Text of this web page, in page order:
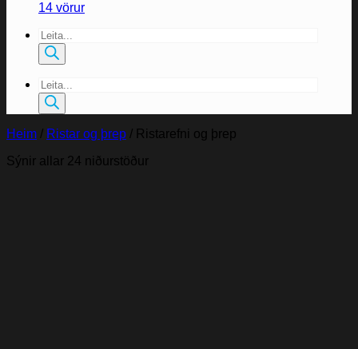
14 vörur
Products
search
Products
search
Heim / Ristar og þrep / Ristarefni og þrep
Sýnir allar 24 niðurstöður